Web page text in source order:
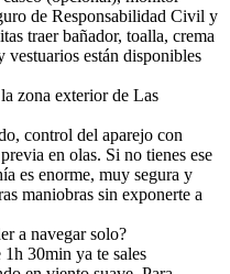
de Responsabilidad Civil y
traer bañador, toalla, crema
vestuarios están disponibles
zona exterior de Las
control del aparejo con
en olas. Si no tienes ese
es enorme, muy segura y
maniobras sin exponerte a
a navegar solo?
30min ya te sales